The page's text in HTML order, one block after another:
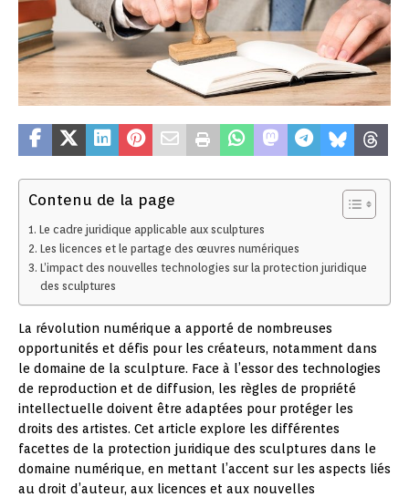
Contenu de la page
Le cadre juridique applicable aux sculptures
Les licences et le partage des œuvres numériques
L’impact des nouvelles technologies sur la protection juridique
des sculptures
La révolution numérique a apporté de nombreuses
opportunités et défis pour les créateurs, notamment dans
le domaine de la sculpture. Face à l’essor des technologies
de reproduction et de diffusion, les règles de propriété
intellectuelle doivent être adaptées pour protéger les
droits des artistes. Cet article explore les différentes
facettes de la protection juridique des sculptures dans le
domaine numérique, en mettant l’accent sur les aspects liés
au droit d’auteur, aux licences et aux nouvelles